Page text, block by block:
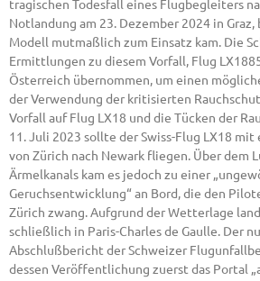
tragischen Todesfall eines Flugbegleiters
Notlandung am 23. Dezember 2024 in Graz,
Modell mutmaßlich zum Einsatz kam. Die
Ermittlungen zu diesem Vorfall, Flug
Österreich übernommen, um einen
der Verwendung der kritisierten
Vorfall auf Flug LX18 und die Tücken der
11. Juli 2023 sollte der Swiss-Flug LX18
von Zürich nach Newark fliegen. Über dem
Ärmelkanals kam es jedoch zu einer
Geruchsentwicklung“ an Bord, die den
Zürich zwang. Aufgrund der Wetterlage
schließlich in Paris-Charles de Gaulle. Der
Abschlußbericht der Schweizer
dessen Veröffentlichung zuerst das Portal